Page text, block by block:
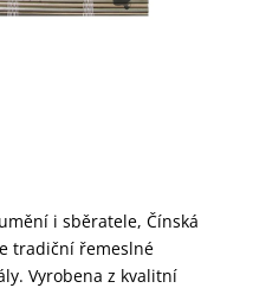
i sběratele, Čínská
tradiční řemeslné
Vyrobena z kvalitní